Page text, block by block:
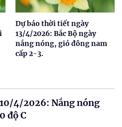
Dự báo thời tiết ngày
13/4/2026: Bắc Bộ ngày
nắng nóng, gió đông nam
cấp 2-3.
4/2026: Nắng nóng
độ C